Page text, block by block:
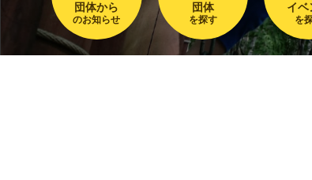
団体から
のお知らせ
団体
を探す
イベ
を